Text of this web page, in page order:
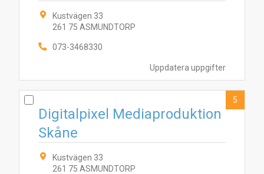
Uppdatera uppgifter
Kustvägen 33
261 75 ASMUNDTORP
073-3468330
Digitalpixel Mediaproduktion
Skåne
Kustvägen 33
261 75 ASMUNDTORP
5